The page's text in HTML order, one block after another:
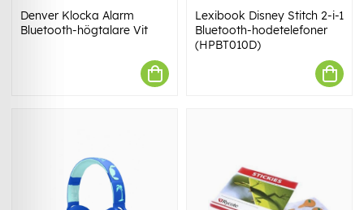
Denver Klocka Alarm
Bluetooth-högtalare Vit
Lexibook Disney Stitch 2-i-1
Bluetooth-hodetelefoner
(HPBT010D)